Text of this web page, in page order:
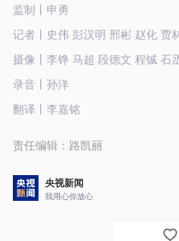
监制丨申勇
记者丨史伟 彭汉明 邢彬 赵化 贾
摄像丨李铮 马超 段德文 程铖 石
录音丨孙洋
翻译丨李嘉铭
责任编辑： 路凯丽
央视新闻
我用心你放心